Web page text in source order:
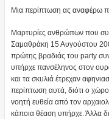
Μια περίπτωση ας αναφέρω
Μαρτυρίες ανθρώπων που
Σαμαθράκη 15 Αυγούστου
πρώτης βραδιάς του party
υπήρχε πανσέληνος στον
και τα σκυλιά έτρεχαν
περίπτωση αυτά, διότι ο
νοητή ευθεία από τον
κάποια θέαση υπήρχε. Άλλα